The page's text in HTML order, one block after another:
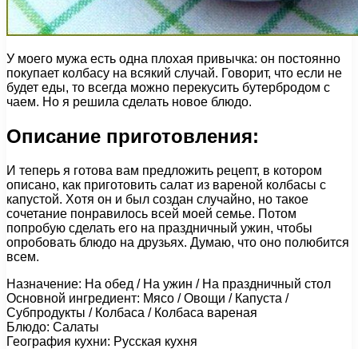
У моего мужа есть одна плохая привычка: он постоянно
покупает колбасу на всякий случай. Говорит, что если не
будет еды, то всегда можно перекусить бутербродом с
чаем. Но я решила сделать новое блюдо.
Описание приготовления:
И теперь я готова вам предложить рецепт, в котором
описано, как приготовить салат из вареной колбасы с
капустой. Хотя он и был создан случайно, но такое
сочетание понравилось всей моей семье. Потом
попробую сделать его на праздничный ужин, чтобы
опробовать блюдо на друзьях. Думаю, что оно полюбится
всем.
Назначение: На обед / На ужин / На праздничный стол
Основной ингредиент: Мясо / Овощи / Капуста /
Субпродукты / Колбаса / Колбаса вареная
Блюдо: Салаты
География кухни: Русская кухня